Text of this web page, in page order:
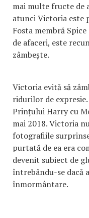
mai multe fructe de
atunci Victoria este
Fosta membră
de afaceri, este
zâmbește.
Victoria evită să
ridurilor de
Prințului Harry cu
mai 2018. Victoria
fotografiile
purtată de ea era
devenit subiect de
întrebându-se dacă
înmormântare.